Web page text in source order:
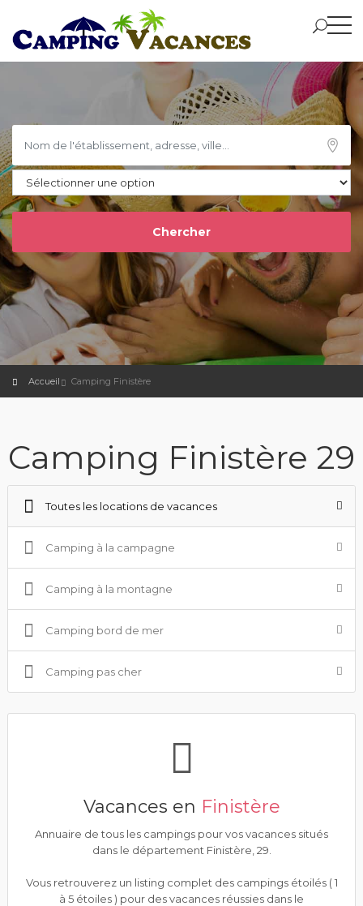
Accueil Camping Finistère
Camping Finistère 29
Toutes les locations de vacances
Camping à la campagne
Camping à la montagne
Camping bord de mer
Camping pas cher
Vacances en Finistère
Annuaire de tous les campings pour vos vacances situés
dans le département Finistère, 29.
Vous retrouverez un listing complet des campings étoilés ( 1
à 5 étoiles ) pour des vacances réussies dans le